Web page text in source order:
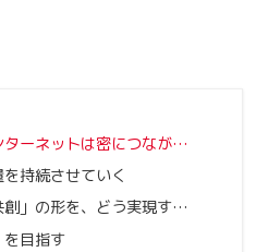
若い世代にとってのインターネットは密につながれる場所
持続させていく
ユーザーと共に作る「共創」の形を、どう実現するか
を目指す